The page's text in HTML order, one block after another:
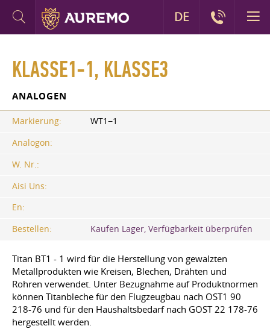
KLASSE1-1, KLASSE3
ANALOGEN
Markierung:
WT1−1
Analogon:
W. Nr.:
Aisi Uns:
En:
Bestellen:
Kaufen Lager, Verfügbarkeit überprüfen
Titan BT1 - 1 wird für die Herstellung von gewalzten
Metallprodukten wie Kreisen, Blechen, Drähten und
Rohren verwendet. Unter Bezugnahme auf Produktnormen
können Titanbleche für den Flugzeugbau nach OST1 90
218-76 und für den Haushaltsbedarf nach GOST 22 178-76
hergestellt werden.
DE